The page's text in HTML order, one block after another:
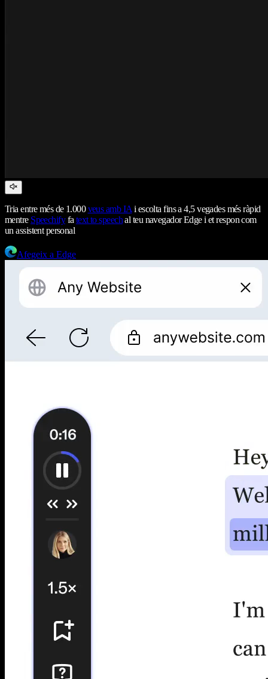
Tria entre més de 1.000veus amb IA i escolta fins a 4,5 vegades més ràpid
mentre Speechifyfa text to speechal teu navegador Edge i et respon com
un assistent personal
Afegeix a Edge